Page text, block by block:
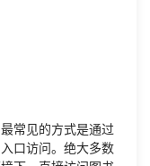
常见的方式是通过
口访问。绝大多数